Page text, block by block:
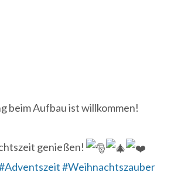
beim Aufbau ist willkommen!
genießen!
#Weihnachtszauber